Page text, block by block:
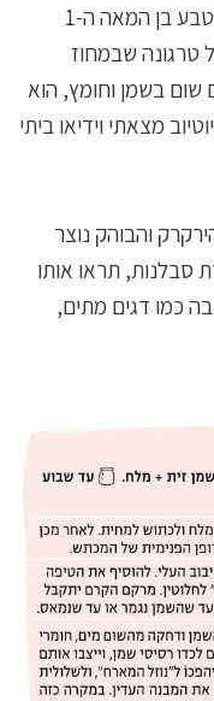
אנציקלופדיה שחיבר המצביא וחוקר הטבע בן המאה ה-1
טרגונה שבמחוז
שום בשמן וחומץ, הוא
מצאתי וידיאו ביתי
והבוהק נוצר
סבלנות, תראו אותו
כמו דגים מתים,